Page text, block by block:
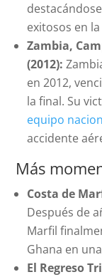
exitosos en
Zambia,
(2012):
en 2012,
la final. Su
equipo
accidente
Más
Costa de
Después de
Marfil
Ghana en
El Regreso